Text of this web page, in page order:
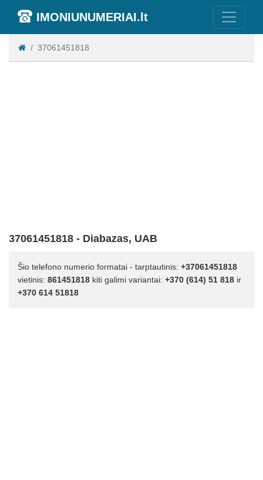
IMONIUNUMERIAI.lt
37061451818
37061451818 - Diabazas, UAB
Šio telefono numerio formatai - tarptautinis: +37061451818
vietinis: 861451818 kiti galimi variantai: +370 (614) 51 818 ir
+370 614 51818